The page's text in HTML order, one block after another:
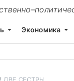
Экономика